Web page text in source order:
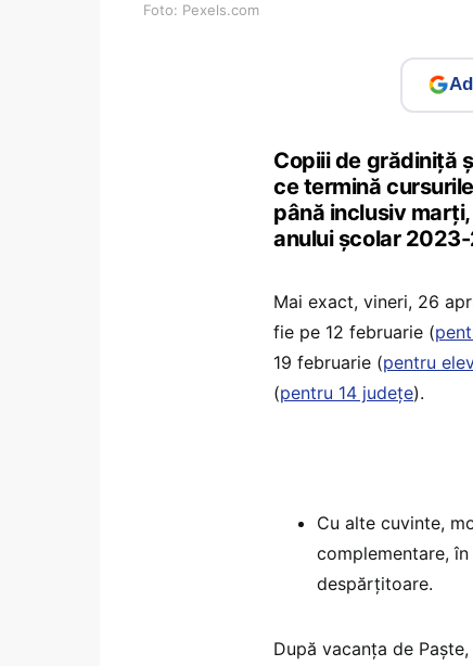
Foto: Pexels.com
Copiii de grădiniță
ce termină
până inclusiv
anului școlar
Mai exact, vineri, 26
fie pe 12 februarie (
19 februarie (pentru
(pentru 14 județe).
Cu alte cuvinte,
complementare,
despărțitoare.
După vacanța de